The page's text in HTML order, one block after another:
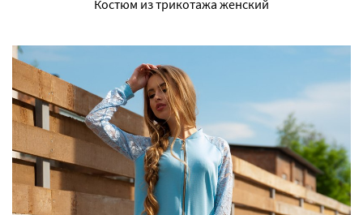
Костюм из трикотажа женский